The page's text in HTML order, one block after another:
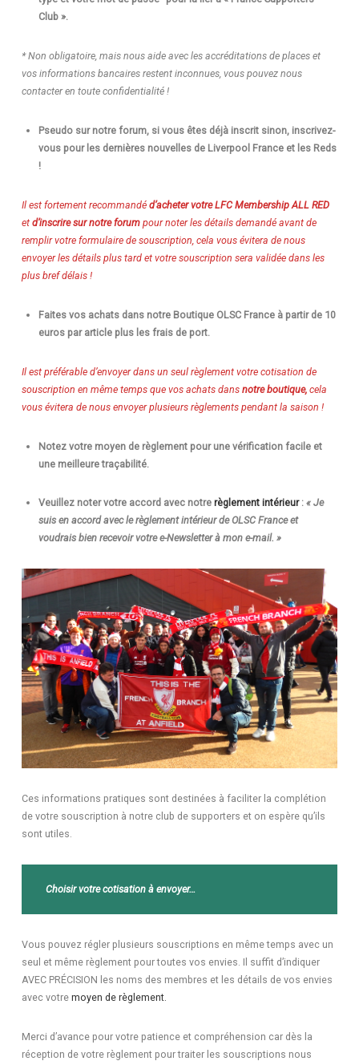
Club ».
* Non obligatoire, mais nous aide avec les accréditations de places et
vos informations bancaires restent inconnues, vous pouvez nous
contacter en toute confidentialité !
Pseudo sur notre forum, si vous êtes déjà inscrit sinon, inscrivez-
vous pour les dernières nouvelles de Liverpool France et les Reds
!
Il est fortement recommandé d’acheter votre LFC MembershipALL RED
et d’inscrire sur notre forumpour noter les détails demandé avant de
remplir votre formulaire de souscription, cela vous évitera de nous
envoyer les détails plus tard et votre souscription sera validée dans les
plus bref délais !
Faites vos achats dans notre Boutique OLSC France à partir de 10
euros par article plus les frais de port.
Il est préférable d’envoyerdans un seul règlement votre cotisation de
souscription en même temps que vos achats dans notre boutique,cela
vous évitera de nous envoyer plusieurs règlements pendant la saison !
Notez votre moyen de règlement pour une vérification facile et
une meilleure traçabilité.
Veuillez noter votre accord avec notre règlement intérieur: « Je
suis en accord avec le règlement intérieur de OLSC France et
voudrais bien recevoir votre e-Newsletter à mon e-mail. »
Ces informations pratiques sont destinées à faciliter la complétion
de votre souscription à notre club de supporters et on espère qu’ils
sont utiles.
Choisir votre cotisation à envoyer…
Vous pouvez régler plusieurs souscriptions en même temps avec un
seul et même règlement pour toutes vos envies. Il suffit d’indiquer
AVEC PRÉCISION les noms des membres et les détails de vos envies
avec votre moyen de règlement.
Merci d’avance pour votre patience et compréhension car dès la
réception de votre règlement pour traiter les souscriptions nous